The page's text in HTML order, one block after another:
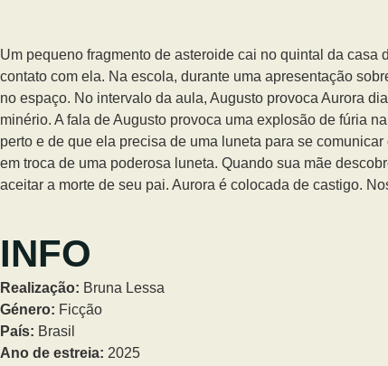
Um pequeno fragmento de asteroide cai no quintal da
contato com ela. Na escola, durante uma apresentação
no espaço. No intervalo da aula, Augusto provoca Aurora
minério. A fala de Augusto provoca uma explosão de fúria
perto e de que ela precisa de uma luneta para se
em troca de uma poderosa luneta. Quando sua mãe
aceitar a morte de seu pai. Aurora é colocada de castigo.
INFO
Realização: Bruna Lessa
Género: Ficção
País: Brasil
Ano de estreia: 2025